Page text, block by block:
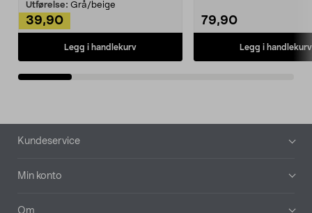
Utførelse: Grå/beige
39,90
Legg i handlekurv
79,90
Legg i handlekurv
Bunntekst
Kundeservice
Min konto
Om